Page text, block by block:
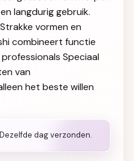
langdurig gebruik.
vormen en
combineert functie
Speciaal
van
het beste willen
Dezelfde dag verzonden.